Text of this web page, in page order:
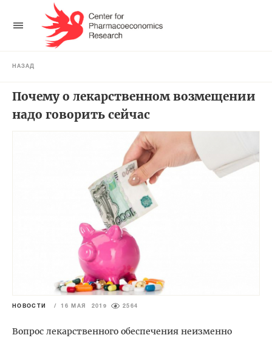
НАЗАД
Почему о лекарственном возмещении
надо говорить сейчас
НОВОСТИ / 16 МАЯ 2019 2564
Вопрос лекарственного обеспечения неизменно